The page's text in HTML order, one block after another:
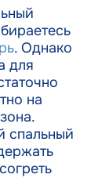
. Однако
для
на
спальный